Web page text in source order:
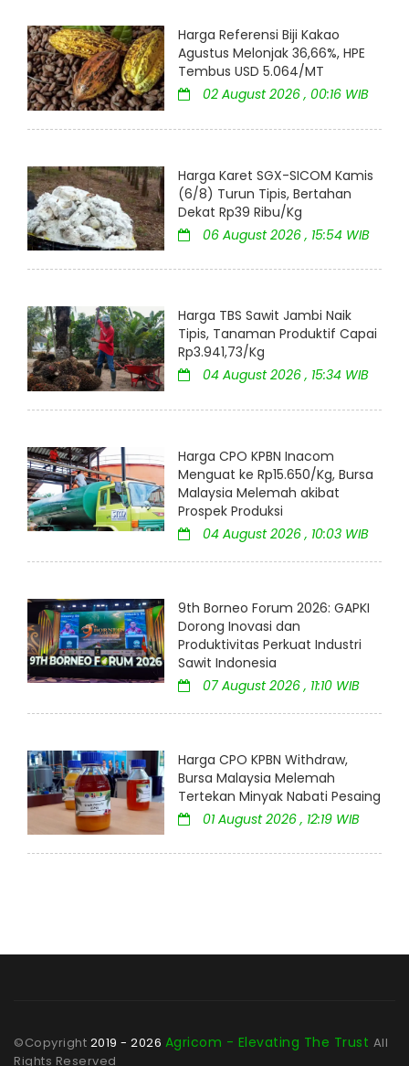
Harga Referensi Biji Kakao
Agustus Melonjak 36,66%, HPE
Tembus USD 5.064/MT
02 August 2026 , 00:16 WIB
Harga Karet SGX-SICOM Kamis
(6/8) Turun Tipis, Bertahan
Dekat Rp39 Ribu/Kg
06 August 2026 , 15:54 WIB
Harga TBS Sawit Jambi Naik
Tipis, Tanaman Produktif Capai
Rp3.941,73/Kg
04 August 2026 , 15:34 WIB
Harga CPO KPBN Inacom
Menguat ke Rp15.650/Kg, Bursa
Malaysia Melemah akibat
Prospek Produksi
04 August 2026 , 10:03 WIB
9th Borneo Forum 2026: GAPKI
Dorong Inovasi dan
Produktivitas Perkuat Industri
Sawit Indonesia
07 August 2026 , 11:10 WIB
Harga CPO KPBN Withdraw,
Bursa Malaysia Melemah
Tertekan Minyak Nabati Pesaing
01 August 2026 , 12:19 WIB
©Copyright 2019 - 2026 Agricom - Elevating The Trust All
Rights Reserved